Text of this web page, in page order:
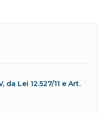
Lei 12.527/11 e Art.